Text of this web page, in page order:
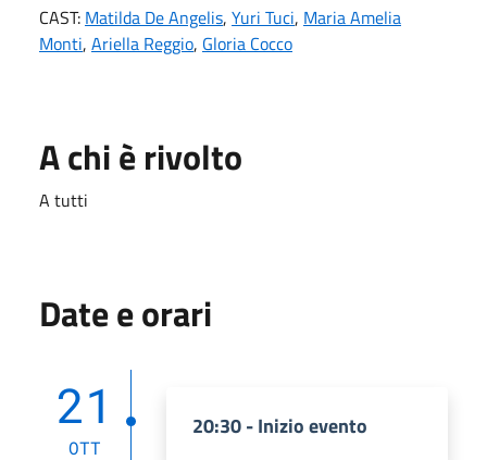
CAST: Matilda De Angelis, Yuri Tuci, Maria Amelia
Monti, Ariella Reggio, Gloria Cocco
A chi è rivolto
A tutti
Date e orari
21
OTT
20:30 - Inizio evento